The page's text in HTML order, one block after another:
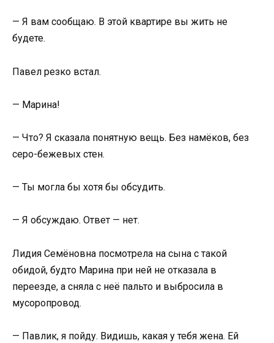
— Я вам сообщаю. В этой квартире вы жить не
будете.
Павел резко встал.
— Марина!
— Что? Я сказала понятную вещь. Без намёков, без
серо-бежевых стен.
— Ты могла бы хотя бы обсудить.
— Я обсуждаю. Ответ — нет.
Лидия Семёновна посмотрела на сына с такой
обидой, будто Марина при ней не отказала в
переезде, а сняла с неё пальто и выбросила в
мусоропровод.
— Павлик, я пойду. Видишь, какая у тебя жена. Ей